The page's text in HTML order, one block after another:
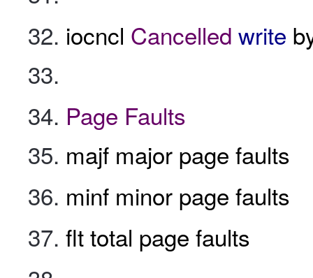
iocncl Cancelled write
Page Faults
majf major page faults
minf minor page faults
flt total page faults